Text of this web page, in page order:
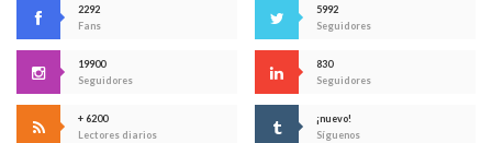
2292
Fans
5992
Seguidores
19900
Seguidores
830
Seguidores
+ 6200
Lectores diarios
¡nuevo!
Síguenos